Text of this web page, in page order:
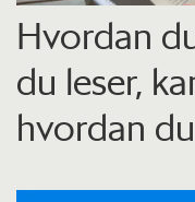
Hvordan
du leser,
hvordan